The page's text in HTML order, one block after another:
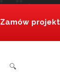
Zamów
🔍